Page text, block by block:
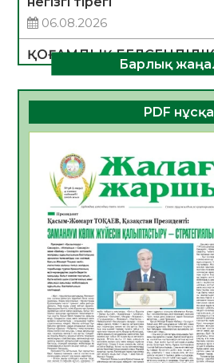
06.08.2026
ҚОҒАМДЫҚ БЕЛСЕНДІЛІК
ДАМУЫНЫҢ НЕГІЗІ
06.08.2026
ҚҰРЫЛТАЙ САЙЛАУЫ –
БАСТАР ЖАУАПТЫ
06.08.2026
Инфекциялық ауруларға
жұмыстарының тиімділігі
06.08.2026
Көкжөтел ауруы туралы
06.08.2026
АПВ вакцинасы туралы
06.08.2026
Барлық
PDF нұсқа